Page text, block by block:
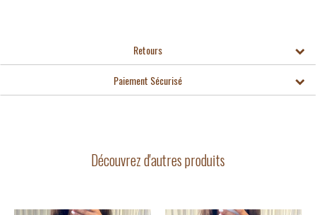
Retours
Paiement Sécurisé
Découvrez d'autres produits